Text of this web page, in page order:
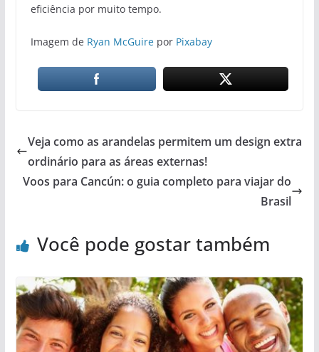
eficiência por muito tempo.
Imagem de Ryan McGuirepor Pixabay
Veja como as arandelas permitem um design extra
ordinário para as áreas externas!
Voos para Cancún: o guia completo para viajar do
Brasil
Você pode gostar também